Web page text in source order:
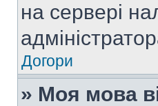
на сервері
Догори
» Моя мова